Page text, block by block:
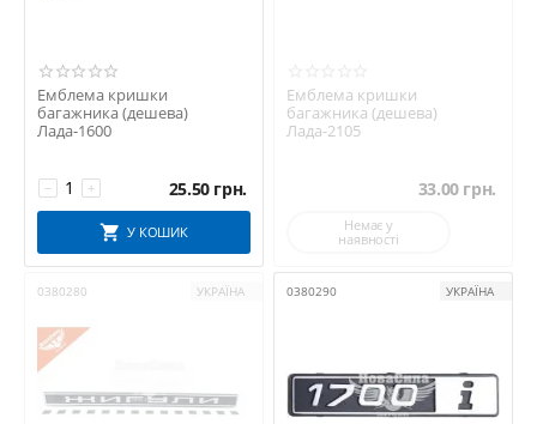
Емблема кришки
багажника (дешева)
Лада-1600
+
− 25.50 грн.
У КОШИК
Емблема кришки
багажника (дешева)
Лада-2105
33.00 грн.
Немає у
наявності
0380280 УКРАЇНА 0380290 УКРАЇНА